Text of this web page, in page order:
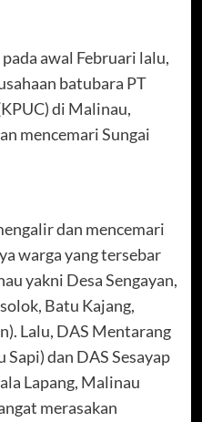
awal Februari lalu,
batubara PT
di Malinau,
mencemari Sungai
dan mencemari
warga yang tersebar
yakni Desa Sengayan,
Batu Kajang,
Lalu, DAS Mentarang
dan DAS Sesayap
Lapang, Malinau
merasakan